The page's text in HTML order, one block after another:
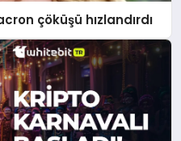
çöküşü hızlandırdı